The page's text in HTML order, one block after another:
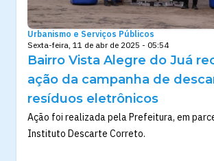
Urbanismo e Serviços Públicos
Sexta-feira, 11 de abr de 2025 - 05:54
Bairro Vista Alegre do Juá
ação da campanha de
resíduos eletrônicos
Ação foi realizada pela Prefeitura, em
Instituto Descarte Correto.